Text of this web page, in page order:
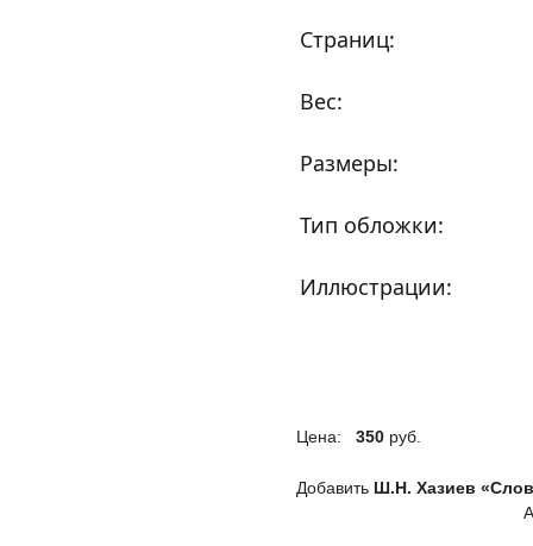
Страниц:
Вес:
Размеры:
Тип обложки:
Иллюстрации:
Цена: 350 руб.
Добавить Ш.Н. Хазиев